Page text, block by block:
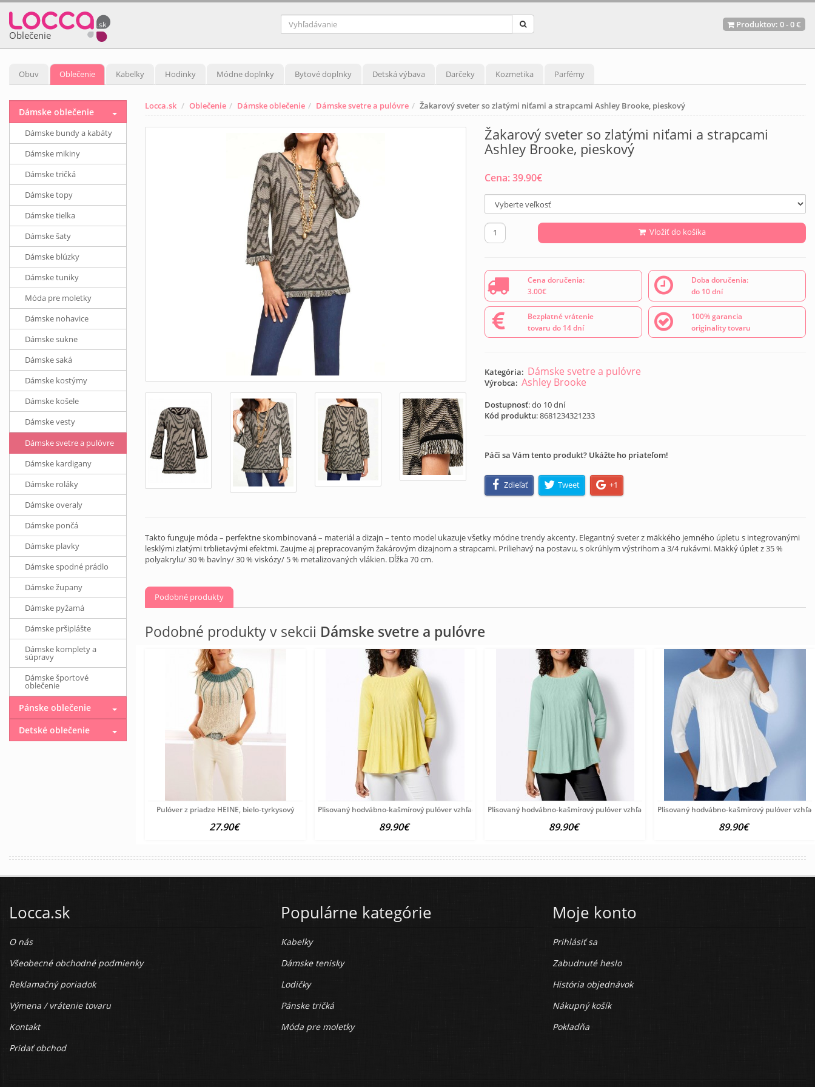
Oblečenie
Produktov: 0-0 €
Obuv Oblečenie Kabelky Hodinky Módne doplnky Bytové doplnky Detská výbava Darčeky Kozmetika Parfémy
Locca.sk Oblečenie Dámske oblečenie Dámske svetre a pulóvre Žakarový sveter so zlatými niťami a strapcami Ashley Brooke, pieskový
Žakarový sveter so zlatými niťami a strapcami
Ashley Brooke, pieskový
Cena:39.90€
Vložiť do košíka
Cena doručenia:
3.00€
Doba doručenia:
do 10 dní
Bezplatné vrátenie
tovaru do 14 dní
100% garancia
originality tovaru
Kategória: Dámske svetre a pulóvre
Výrobca: Ashley Brooke
Dostupnosť: do 10 dní
Kód produktu:8681234321233
Páči sa Vám tento produkt? Ukážte ho priateľom!
Zdieľať Tweet +1
Takto funguje móda – perfektne skombinovaná – materiál a dizajn – tento model ukazuje všetky módne trendy akcenty. Elegantný sveter z mäkkého jemného úpletu s integrovanými
lesklými zlatými trblietavými efektmi. Zaujme aj prepracovaným žakárovým dizajnom a strapcami. Priliehavý na postavu, s okrúhlym výstrihom a 3/4 rukávmi. Mäkký úplet z 35 %
polyakrylu/ 30 % bavlny/ 30 % viskózy/ 5 % metalizovaných vlákien. Dĺžka 70 cm.
Podobné produkty
Podobné produkty v sekcii Dámske svetre a pulóvre
Pulóver z priadze HEINE, bielo-tyrkysový
27.90€
Plisovaný hodvábno-kašmírový pulóver vzhľadom Création
89.90€
Plisovaný hodvábno-kašmírový pulóver vzhľadom Création
89.90€
Plisovaný hodvábno-kašmírový pulóver
89.90€
Dámske oblečenie
Dámske bundy a kabáty
Dámske mikiny
Dámske tričká
Dámske topy
Dámske tielka
Dámske šaty
Dámske blúzky
Dámske tuniky
Móda pre moletky
Dámske nohavice
Dámske sukne
Dámske saká
Dámske kostýmy
Dámske košele
Dámske vesty
Dámske svetre a pulóvre
Dámske kardigany
Dámske roláky
Dámske overaly
Dámske pončá
Dámske plavky
Dámske spodné prádlo
Dámske župany
Dámske pyžamá
Dámske pršiplášte
Dámske komplety a
súpravy
Dámske športové
oblečenie
Pánske oblečenie
Detské oblečenie
Locca.sk
O nás
Všeobecné obchodné podmienky
Reklamačný poriadok
Výmena / vrátenie tovaru
Kontakt
Pridať obchod
Populárne kategórie
Kabelky
Dámske tenisky
Lodičky
Pánske tričká
Móda pre moletky
Moje konto
Prihlásiť sa
Zabudnuté heslo
História objednávok
Nákupný košík
Pokladňa